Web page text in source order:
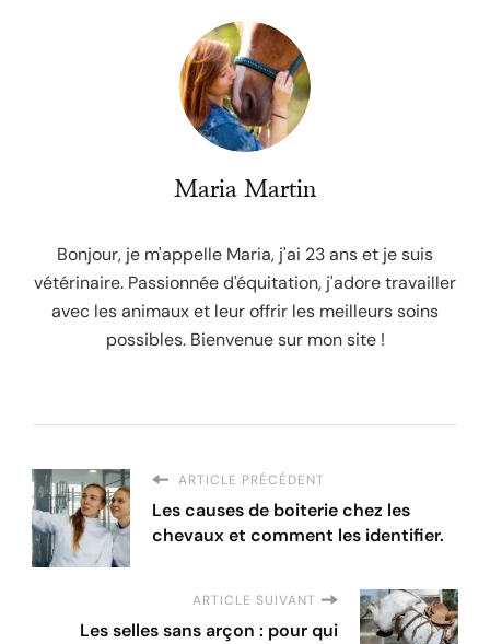
Maria Martin
Bonjour, je m'appelle Maria, j'ai 23 ans et je suis
vétérinaire. Passionnée d'équitation, j'adore travailler
avec les animaux et leur offrir les meilleurs soins
possibles. Bienvenue sur mon site !
ARTICLE PRÉCÉDENT
Les causes de boiterie chez les
chevaux et comment les identifier.
ARTICLE SUIVANT
Les selles sans arçon : pour qui